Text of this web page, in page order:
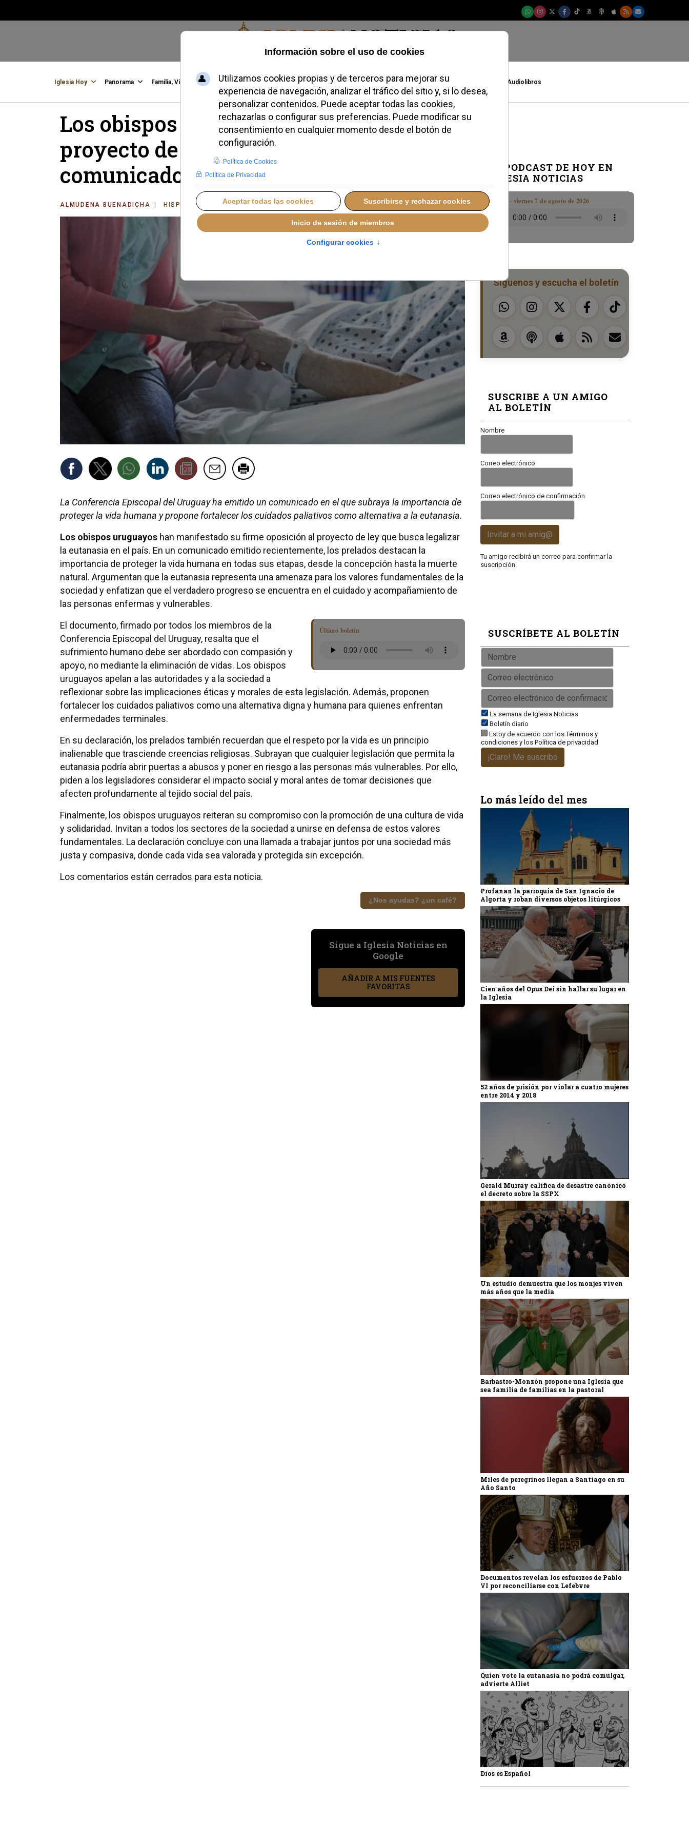
Viernes, 07 de agosto de 2026
Iglesia Hoy Panorama Familia, Vida, Identidad Credofobiómetro Blogs Temas Buscar #JovenesConFe Podcast Audiolibros
Los obispos uruguayos rechazan el
proyecto de ley sobre eutanasia en un
comunicado oficial
ALMUDENA BUENADICHA HISPANOAMÉRICA LUNES, 25 AGOSTO 2025 19:50
La Conferencia Episcopal del Uruguay ha emitido un comunicado en el que subraya la importancia de
proteger la vida humana y propone fortalecer los cuidados paliativos como alternativa a la eutanasia.
Los obispos uruguayos han manifestado su firme oposición al proyecto de ley que busca legalizar
la eutanasia en el país. En un comunicado emitido recientemente, los prelados destacan la
importancia de proteger la vida humana en todas sus etapas, desde la concepción hasta la muerte
natural. Argumentan que la eutanasia representa una amenaza para los valores fundamentales de la
sociedad y enfatizan que el verdadero progreso se encuentra en el cuidado y acompañamiento de
las personas enfermas y vulnerables.
Último boletín
El documento, firmado por todos los miembros de la
Conferencia Episcopal del Uruguay, resalta que el
sufrimiento humano debe ser abordado con compasión y
apoyo, no mediante la eliminación de vidas. Los obispos
uruguayos apelan a las autoridades y a la sociedad a
reflexionar sobre las implicaciones éticas y morales de esta legislación. Además, proponen
fortalecer los cuidados paliativos como una alternativa digna y humana para quienes enfrentan
enfermedades terminales.
En su declaración, los prelados también recuerdan que el respeto por la vida es un principio
inalienable que trasciende creencias religiosas. Subrayan que cualquier legislación que permita la
eutanasia podría abrir puertas a abusos y poner en riesgo a las personas más vulnerables. Por ello,
piden a los legisladores considerar el impacto social y moral antes de tomar decisiones que
afecten profundamente al tejido social del país.
Finalmente, los obispos uruguayos reiteran su compromiso con la promoción de una cultura de vida
y solidaridad. Invitan a todos los sectores de la sociedad a unirse en defensa de estos valores
fundamentales. La declaración concluye con una llamada a trabajar juntos por una sociedad más
justa y compasiva, donde cada vida sea valorada y protegida sin excepción.
Los comentarios están cerrados para esta noticia.
¿Nos ayudas? ¿un café?
Sigue a Iglesia Noticias en
Google
AÑADIR A MIS FUENTES
FAVORITAS
EL PODCAST DE HOY EN
IGLESIA NOTICIAS
Boletín · viernes 7 de agosto de 2026
Síguenos y escucha el boletín
SUSCRIBE A UN AMIGO
AL BOLETÍN
Nombre
Correo electrónico
Correo electrónico de confirmación
Invitar a mi amig@
Tu amigo recibirá un correo para confirmar la
suscripción.
SUSCRÍBETE AL BOLETÍN
La semana de Iglesia Noticias
Boletín diario
Estoy de acuerdo con losTérminos y
condiciones y los Política de privacidad
¡Claro! Me suscribo
Lo más leído del mes
Profanan la parroquia de San Ignacio de
Algorta y roban diversos objetos litúrgicos
Cien años del Opus Dei sin hallar su lugar en
la Iglesia
52 años de prisión por violar a cuatro mujeres
entre 2014 y 2018
Gerald Murray califica de desastre canónico
el decreto sobre la SSPX
Un estudio demuestra que los monjes viven
más años que la media
Barbastro-Monzón propone una Iglesia que
sea familia de familias en la pastoral
Miles de peregrinos llegan a Santiago en su
Año Santo
Documentos revelan los esfuerzos de Pablo
VI por reconciliarse con Lefebvre
Quien vote la eutanasia no podrá comulgar,
advierte Alliet
Dios es Español